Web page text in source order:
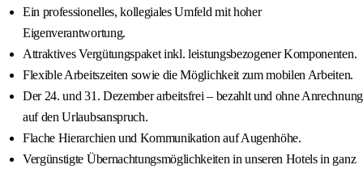
Ein professionelles, kollegiales Umfeld mit hoher
Eigenverantwortung.
Attraktives Vergütungspaket inkl. leistungsbezogener Komponenten.
Flexible Arbeitszeiten sowie die Möglichkeit zum mobilen Arbeiten.
Der 24. und 31. Dezember arbeitsfrei – bezahlt und ohne Anrechnung
auf den Urlaubsanspruch.
Flache Hierarchien und Kommunikation auf Augenhöhe.
Vergünstigte Übernachtungsmöglichkeiten in unseren Hotels in ganz